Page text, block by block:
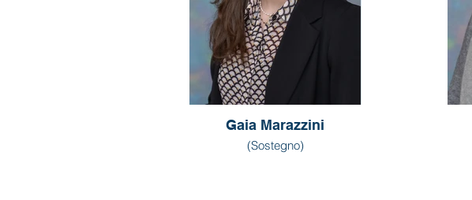
Gaia Marazzini
(Sostegno)